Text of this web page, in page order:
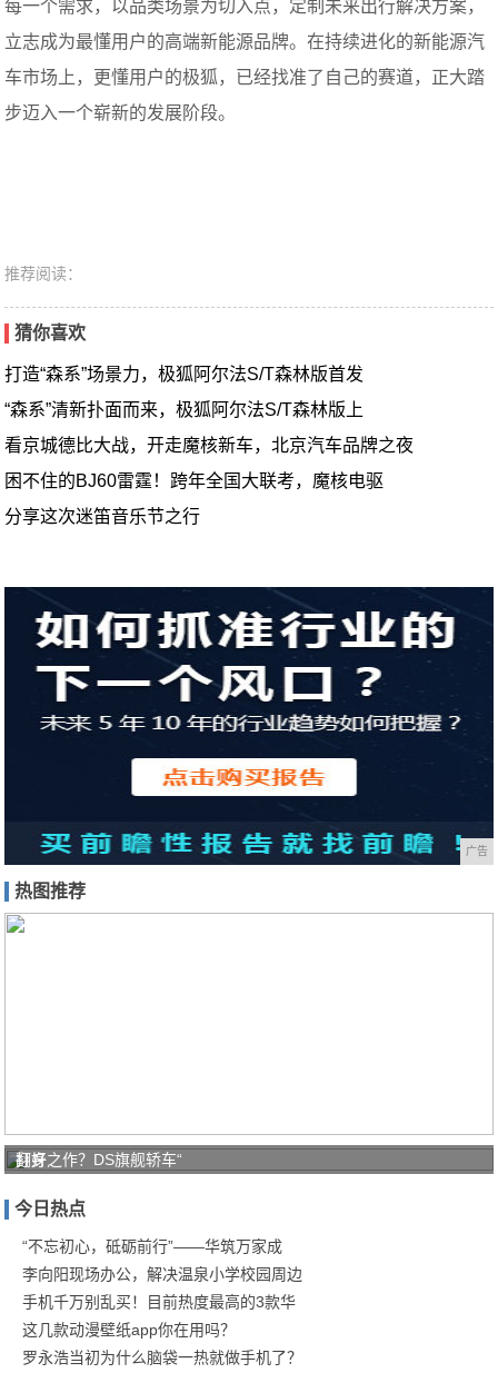
每一个需求，以品类场景为切入点，定制未来出行解决方案，
立志成为最懂用户的高端新能源品牌。在持续进化的新能源汽
车市场上，更懂用户的极狐，已经找准了自己的赛道，正大踏
步迈入一个崭新的发展阶段。
推荐阅读：
猜你喜欢
打造“森系”场景力，极狐阿尔法S/T森林版首发
“森系”清新扑面而来，极狐阿尔法S/T森林版上
看京城德比大战，开走魔核新车，北京汽车品牌之夜
困不住的BJ60雷霆！跨年全国大联考，魔核电驱
分享这次迷笛音乐节之行
广告
热图推荐
打好
防疫
保卫
战！
商汤
翻身之作？DS旗舰轿车“
今日热点
“不忘初心，砥砺前行”——华筑万家成
李向阳现场办公，解决温泉小学校园周边
手机千万别乱买！目前热度最高的3款华
这几款动漫壁纸app你在用吗？
罗永浩当初为什么脑袋一热就做手机了？